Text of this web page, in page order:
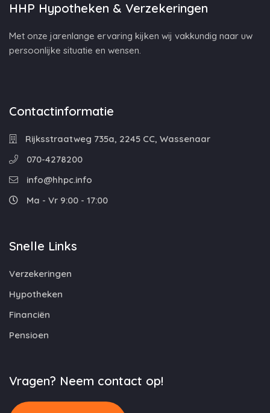
HHP Hypotheken & Verzekeringen
Met onze jarenlange ervaring kijken wij vakkundig naar uw
persoonlijke situatie en wensen.
Contactinformatie
Rijksstraatweg 735a, 2245 CC, Wassenaar
070-4278200
info@hhpc.info
Ma - Vr 9:00 - 17:00
Snelle Links
Verzekeringen
Hypotheken
Financiën
Pensioen
Vragen? Neem contact op!